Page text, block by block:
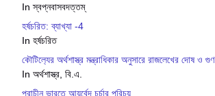
In স্বপ্নবাসবদত্তম্
হর্ষচরিত: ব্যাখ্যা -4
In হর্ষচরিত
কৌটিল‍্যের অর্থশাস্ত্র মন্ত্রাধিকার অনুসারে রাজলেখের দোষ ও গুণ
In অর্থশাস্ত্র, বি.এ.
প্রাচীন ভারতে আয়ুর্বেদ চর্চার পরিচয়